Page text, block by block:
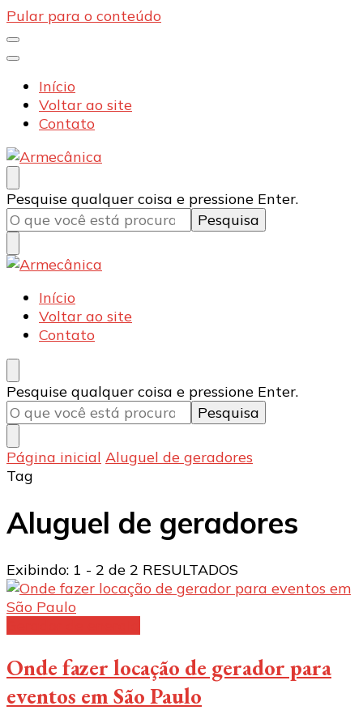
Pular para o conteúdo
Início
Voltar ao site
Contato
Armecânica
Blog
Procurando
algo?
Pesquise qualquer coisa e pressione Enter.
Armecânica
Blog
Início
Voltar ao site
Contato
Procurando
algo?
Pesquise qualquer coisa e pressione Enter.
Página inicial Aluguel de geradores
Tag
Aluguel de geradores
Exibindo: 1 - 2 de 2 RESULTADOS
Onde fazer locação de gerador para
eventos em São Paulo